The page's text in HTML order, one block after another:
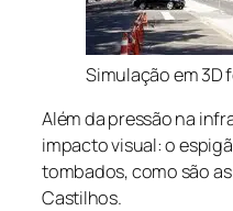
Simulação em 3D
Além da pressão na
impacto visual: o
tombados, como são
Castilhos.